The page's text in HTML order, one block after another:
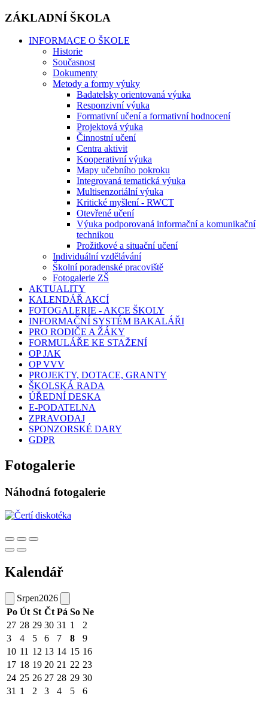
ZÁKLADNÍ ŠKOLA
INFORMACE O ŠKOLE
Historie
Současnost
Dokumenty
Metody a formy výuky
Badatelsky orientovaná výuka
Responzivní výuka
Formativní učení a formativní hodnocení
Projektová výuka
Činnostní učení
Centra aktivit
Kooperativní výuka
Mapy učebního pokroku
Integrovaná tematická výuka
Multisenzoriální výuka
Kritické myšlení - RWCT
Otevřené učení
Výuka podporovaná informační a komunikační
technikou
Prožitkové a situační učení
Individuální vzdělávání
Školní poradenské pracoviště
Fotogalerie ZŠ
AKTUALITY
KALENDÁŘ AKCÍ
FOTOGALERIE - AKCE ŠKOLY
INFORMAČNÍ SYSTÉM BAKALÁŘI
PRO RODIČE A ŽÁKY
FORMULÁŘE KE STAŽENÍ
OP JAK
OP VVV
PROJEKTY, DOTACE, GRANTY
ŠKOLSKÁ RADA
ÚŘEDNÍ DESKA
E-PODATELNA
ZPRAVODAJ
SPONZORSKÉ DARY
GDPR
Fotogalerie
Náhodná fotogalerie
Kalendář
Srpen2026
Po Út St Čt Pá So Ne
27 28 29 30 31 1
2
3
4 5 6 7 8
9
10 11 12 13 14 15 16
17 18 19 20 21 22 23
24 25 26 27 28 29 30
31 1 2 3 4 5 6